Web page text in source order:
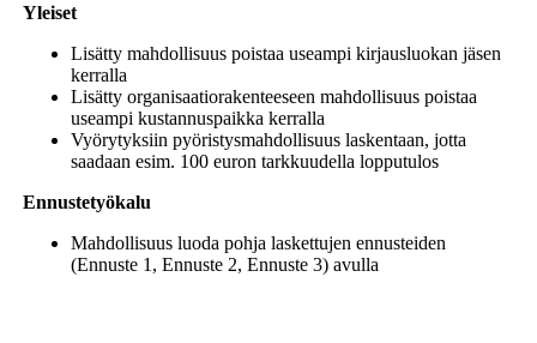
Yleiset
Lisätty mahdollisuus poistaa useampi kirjausluokan jäsen
kerralla
Lisätty organisaatiorakenteeseen mahdollisuus poistaa
useampi kustannuspaikka kerralla
Vyörytyksiin pyöristysmahdollisuus laskentaan, jotta
saadaan esim. 100 euron tarkkuudella lopputulos
Ennustetyökalu
Mahdollisuus luoda pohja laskettujen ennusteiden
(Ennuste 1, Ennuste 2, Ennuste 3) avulla